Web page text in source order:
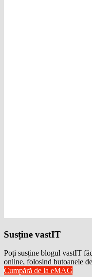
Susține vastIT
Poți susține blogul vastIT
online, folosind butoanele
Cumpără de la eMAG